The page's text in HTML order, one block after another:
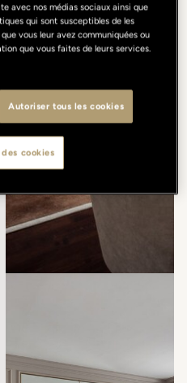
avec nos médias sociaux ainsi que
qui sont susceptibles de les
vous leur avez communiquées ou
que vous faites de leurs services.
Autoriser tous les cookies
cookies